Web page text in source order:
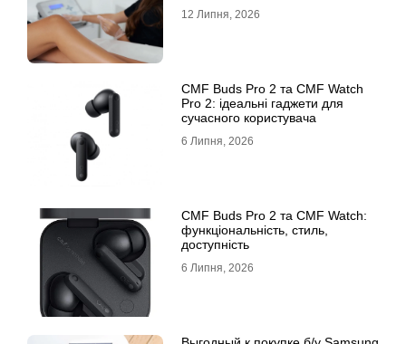
12 Липня, 2026
CMF Buds Pro 2 та CMF Watch
Pro 2: ідеальні гаджети для
сучасного користувача
6 Липня, 2026
CMF Buds Pro 2 та CMF Watch:
функціональність, стиль,
доступність
6 Липня, 2026